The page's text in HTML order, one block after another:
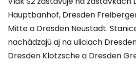
Hauptbanhof, Dresden
Mitte a Dresden Neustadt.
nachádzajú aj na uliciach
Dresden Klotzsche a Dresden